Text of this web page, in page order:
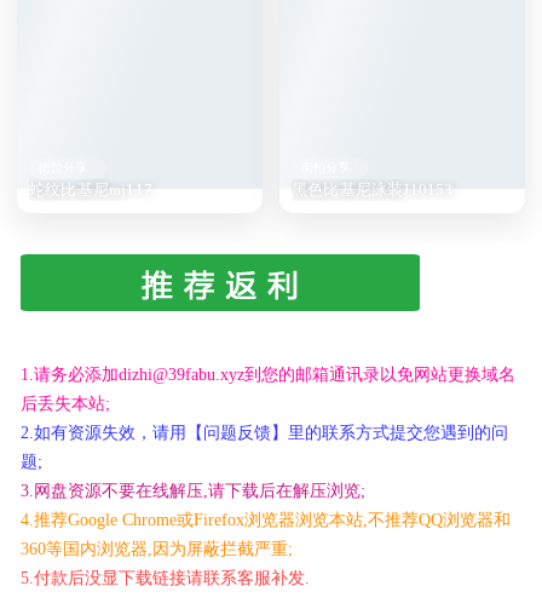
蛇纹比基尼mj117 黑色比基尼泳装J10153
1.请务必添加dizhi@39fabu.xyz到您的邮箱通讯录以免网站更换域名
后丢失本站;
2.如有资源失效，请用【问题反馈】里的联系方式提交您遇到的问
题;
3.网盘资源不要在线解压,请下载后在解压浏览;
4.推荐Google Chrome或Firefox浏览器浏览本站,不推荐QQ浏览器和
360等国内浏览器,因为屏蔽拦截严重;
5.付款后没显下载链接请联系客服补发.